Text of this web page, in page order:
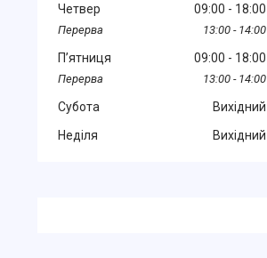
Четвер 09:00 18:00
13:00 14:00
Пʼятниця 09:00 18:00
13:00 14:00
Субота
Вихідний
Неділя
Вихідний